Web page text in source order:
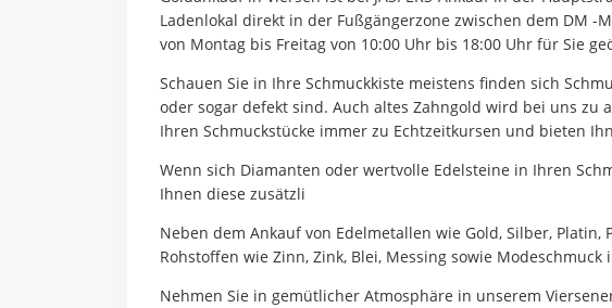
Ladenlokal direkt in der Fußgängerzone zwischen dem DM -
von Montag bis Freitag von 10:00 Uhr bis 18:00 Uhr für Sie
Schauen Sie in Ihre Schmuckkiste meistens finden sich
oder sogar defekt sind. Auch altes Zahngold wird bei uns zu
Ihren Schmuckstücke immer zu Echtzeitkursen und bieten
Wenn sich Diamanten oder wertvolle Edelsteine in Ihren
Ihnen diese zusätzli
Neben dem Ankauf von Edelmetallen wie Gold, Silber,
Rohstoffen wie Zinn, Zink, Blei, Messing sowie Modeschmuck
Nehmen Sie in gemütlicher Atmosphäre in unserem